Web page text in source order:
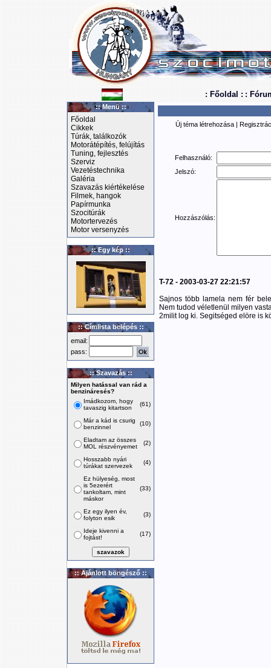
: Főoldal : :
:: Menü ::
Főoldal
Cikkek
Túrák, találkozók
Motorátépítés, felújítás
Tuning, fejlesztés
Szerviz
Vezetéstechnika
Galéria
Szavazás kiértékelése
Filmek, hangok
Papírmunka
Szocitúrák
Motortervezés
Motor versenyzés
:: Egy kép ::
:: Címlista belépés ::
email:
pass:
:: Szavazás ::
Milyen hatással van rád a
benzináresés?
Imádkozom, hogy
tavaszig kitartson
(61)
Már a kád is csurig
benzinnel
(10)
Eladtam az összes
MOL részvényemet
(2)
Hosszabb nyári
túrákat szervezek
(4)
Ez hülyeség, most
is 5ezerért
tankoltam, mint
máskor
(33)
Ez egy ilyen év,
folyton esik
(3)
Ideje kivenni a
fojtást!
(17)
:: Ajánlott böngésző ::
Új téma létrehozása |
Felhasználó:
Jelszó:
Hozzászólás:
T-72 - 2003-03-27 22:21:57
Sajnos több lamela nem fér
Nem tudod véletlenül milyen
2milit log ki. Segitséged elöre is